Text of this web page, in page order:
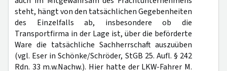
steht, hängt von den tatsächlichen Gegebenheiten
des Einzelfalls ab, insbesondere ob die
Transportfirma in der Lage ist, über die beförderte
Ware die tatsächliche Sachherrschaft auszuüben
(vgl. Eser in Schönke/Schröder, StGB 25. Aufl. § 242
Rdn. 33 m.w.Nachw.). Hier hatte der LKW-Fahrer M.